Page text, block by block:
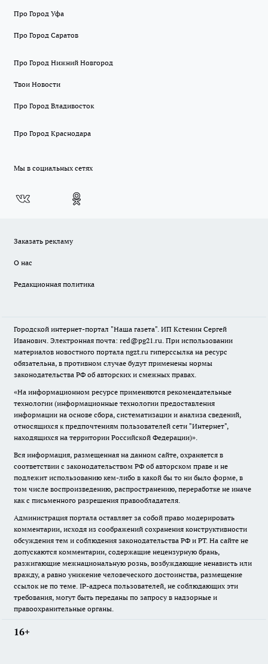
Про Город Уфа
Про Город Саратов
Про Город Нижний Новгород
Твои Новости
Про Город Владивосток
Про Город Краснодара
Мы в социальных сетях
Заказать рекламу
О нас
Редакционная политика
Городской интернет-портал "Наша газета". ИП Кстенин Сергей
Иванович. Электронная почта: red@pg21.ru. При использовании
материалов новостного портала ngzt.ru гиперссылка на ресурс
обязательна, в противном случае будут применены нормы
законодательства РФ об авторских и смежных правах.
«На информационном ресурсе применяются рекомендательные
технологии (информационные технологии предоставления
информации на основе сбора, систематизации и анализа сведений,
относящихся к предпочтениям пользователей сети "Интернет",
находящихся на территории Российской Федерации)».
Вся информация, размещенная на данном сайте, охраняется в
соответствии с законодательством РФ об авторском праве и не
подлежит использованию кем-либо в какой бы то ни было форме, в
том числе воспроизведению, распространению, переработке не иначе
как с письменного разрешения правообладателя.
Администрация портала оставляет за собой право модерировать
комментарии, исходя из соображений сохранения конструктивности
обсуждения тем и соблюдения законодательства РФ и РТ. На сайте не
допускаются комментарии, содержащие нецензурную брань,
разжигающие межнациональную рознь, возбуждающие ненависть или
вражду, а равно унижение человеческого достоинства, размещение
ссылок не по теме. IP-адреса пользователей, не соблюдающих эти
требования, могут быть переданы по запросу в надзорные и
правоохранительные органы.
16+